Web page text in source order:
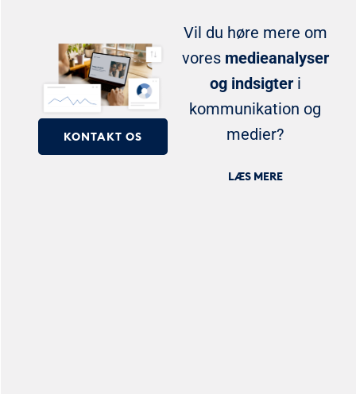
KONTAKT OS
Vil du høre mere om
vores medieanalyser
og indsigteri
kommunikation og
medier?
LÆS MERE